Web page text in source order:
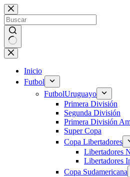
Saltar
al
contenido
Sin
resultados
Inicio
Futbol
FutbolUruguayo
Primera División
Segunda División
Primera División
Super Copa
Copa Libertadores
Libertadores
Libertadores
Copa Sudamericana